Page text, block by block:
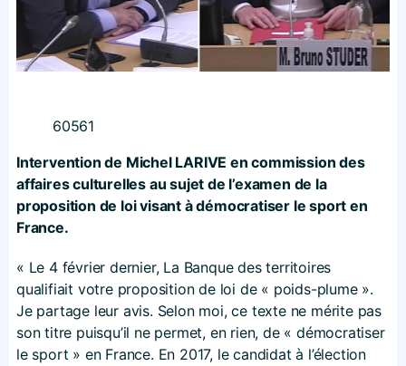
60561
Intervention de Michel LARIVE en commission des
affaires culturelles au sujet de l’examen de la
proposition de loi visant à démocratiser le sport en
France.
« Le 4 février dernier, La Banque des territoires
qualifiait votre proposition de loi de « poids-plume ».
Je partage leur avis. Selon moi, ce texte ne mérite pas
son titre puisqu’il ne permet, en rien, de « démocratiser
le sport » en France. En 2017, le candidat à l’élection